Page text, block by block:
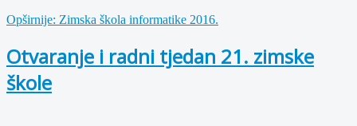
Opširnije: Zimska škola informatike 2016.
Otvaranje i radni tjedan 21. zimske
škole